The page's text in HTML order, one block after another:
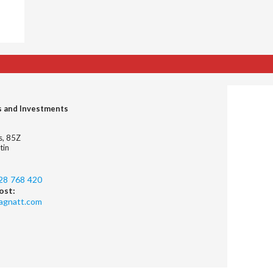
and Investments
85Z
768 420